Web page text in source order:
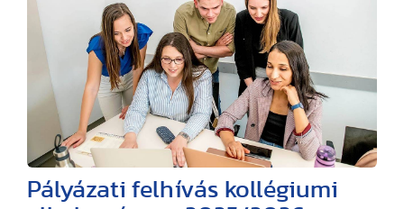
Pályázati felhívás kollégiumi